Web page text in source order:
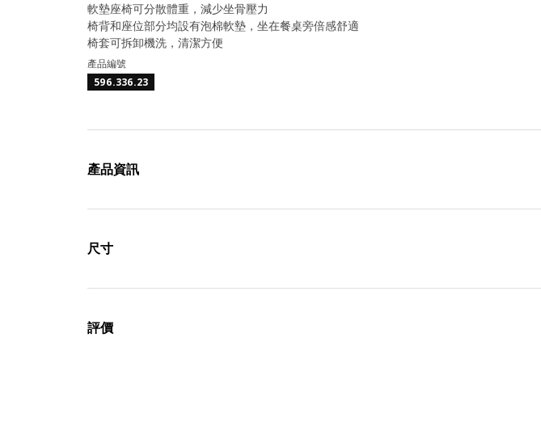
軟墊座椅可分散體重，減少坐骨壓力
椅背和座位部分均設有泡棉軟墊，坐在餐桌旁倍感舒適
椅套可拆卸機洗，清潔方便
產品編號
596.336.23
產品資訊
尺寸
評價